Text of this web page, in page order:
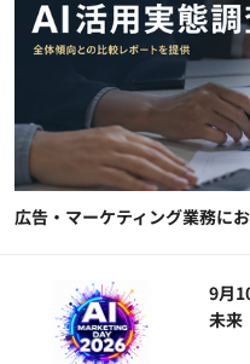
広告・マーケティング業務に
9月
未来